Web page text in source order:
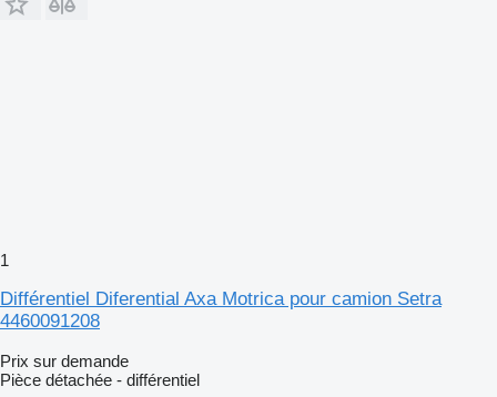
1
Différentiel Diferential Axa Motrica pour camion Setra
4460091208
Prix sur demande
Pièce détachée - différentiel